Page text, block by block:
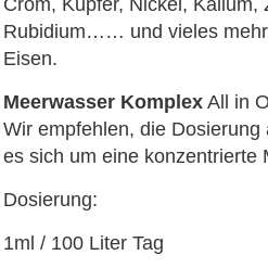
Crom, Kupfer, Nickel, Kalium,
Rubidium…… und vieles
Eisen.
Meerwasser KomplexAll in
Wir empfehlen, die
es sich um eine konzentrierte
Dosierung:
1ml / 100 Liter Tag